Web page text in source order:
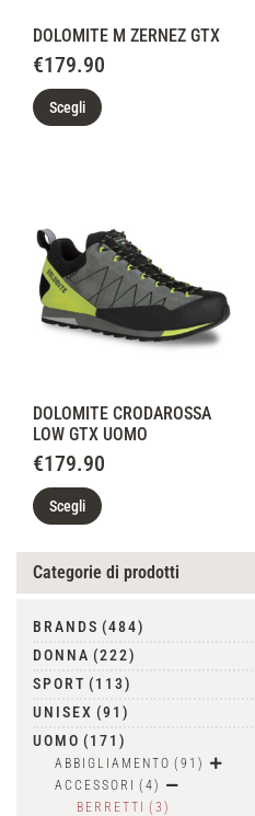
DOLOMITE M ZERNEZ GTX
€179.90
Scegli
DOLOMITE CRODAROSSA
LOW GTX UOMO
€179.90
Scegli
Categorie di prodotti
BRANDS (484)
DONNA (222)
SPORT (113)
UNISEX (91)
UOMO (171)
ABBIGLIAMENTO (91)
ACCESSORI
(4)
BERRETTI
(3)